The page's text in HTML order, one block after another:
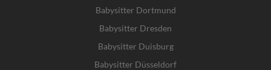
Babysitter Dortmund
Babysitter Dresden
Babysitter Duisburg
Babysitter Düsseldorf